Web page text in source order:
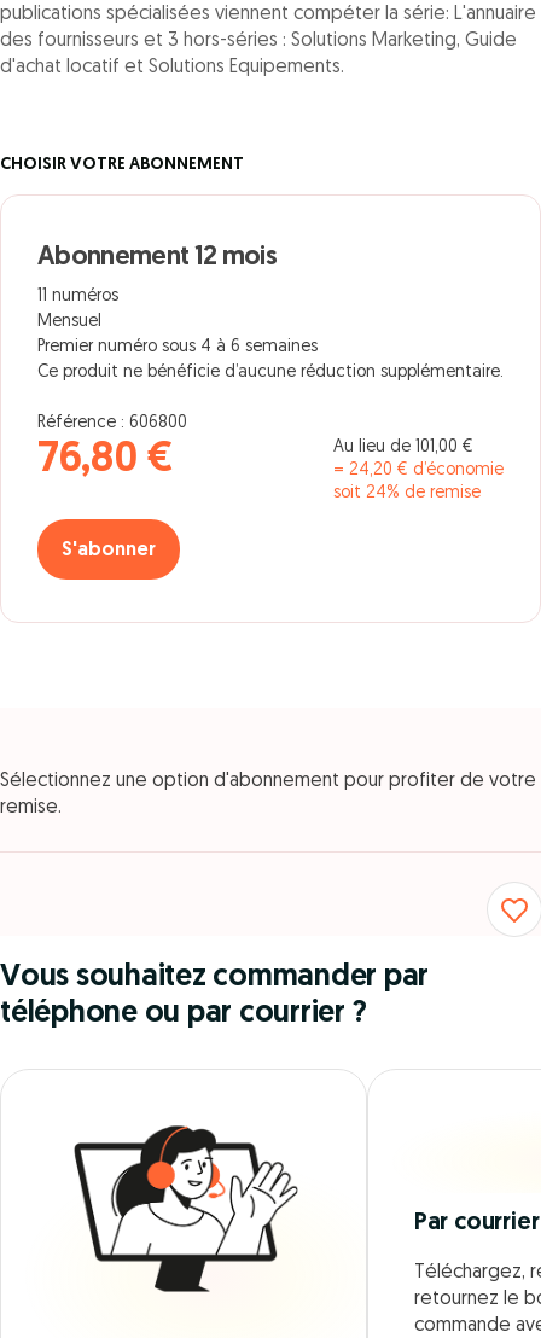
publications spécialisées viennent compéter la série: L'annuaire
des fournisseurs et 3 hors-séries : Solutions Marketing, Guide
d'achat locatif et Solutions Equipements.
CHOISIR VOTRE ABONNEMENT
Abonnement 12 mois
11 numéros
Mensuel
Premier numéro sous 4 à 6 semaines
Ce produit ne bénéficie d’aucune réduction supplémentaire.
Référence : 606800
76,80 €
Au lieu de 101,00 €
= 24,20 € d’économie
soit 24% de remise
S'abonner
Sélectionnez une option d'abonnement pour profiter de votre
remise.
Vous souhaitez commander par
téléphone ou par courrier ?
Par courrier
Téléchargez,
retournez le
commande